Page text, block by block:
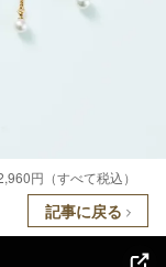
円（すべて税込）
記事に戻る